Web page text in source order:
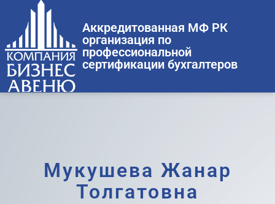
Аккредитованная МФ РК
организация по
профессиональной
сертификации бухгалтеров
Мукушева Жанар
Толгатовна